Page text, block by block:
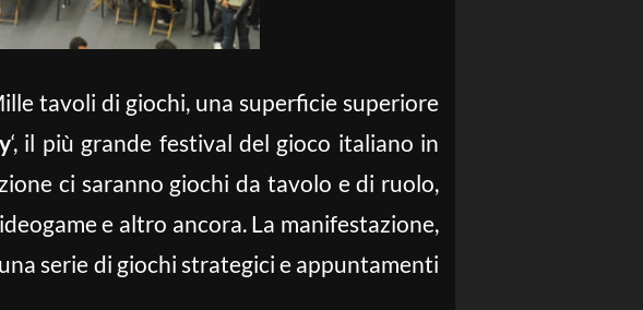
tavoli di giochi, una superficie superiore
‘, il più grande festival del gioco italiano in
ci saranno giochi da tavolo e di ruolo,
e altro ancora. La manifestazione,
serie di giochi strategici e appuntamenti